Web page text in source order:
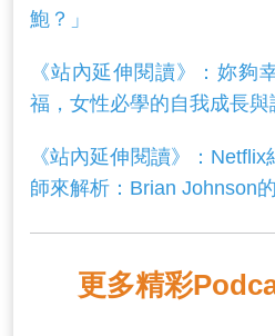
鮑？」
《站內延伸閱讀》：妳夠
福，女性必學的自我成長與
《站內延伸閱讀》：
師來解析：Brian Johnson
更多精彩